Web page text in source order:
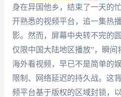
身在异国他乡，结束了一天的
开熟悉的视频平台，追一集热
影。然而，屏幕中央转不完的
仅限中国大陆地区播放”，瞬
海外看视频，早已不是简单的
限制、网络延迟的持久战。这
频平台基于版权的区域封锁，